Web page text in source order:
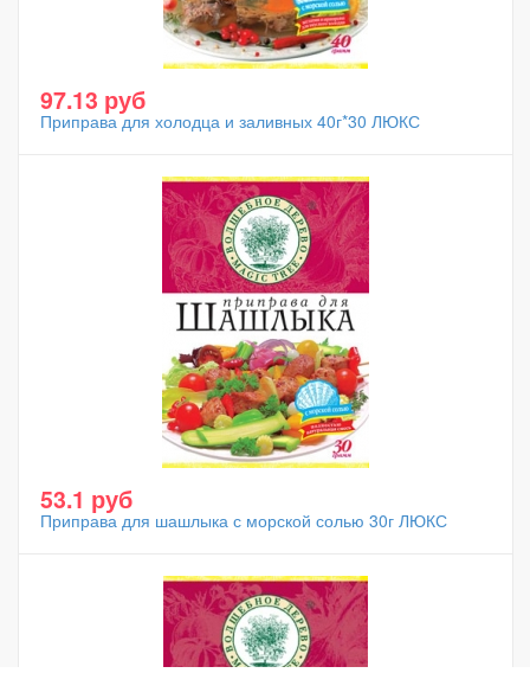
97.13 руб
Приправа для холодца и заливных 40г*30 ЛЮКС
53.1 руб
Приправа для шашлыка с морской солью 30г ЛЮКС